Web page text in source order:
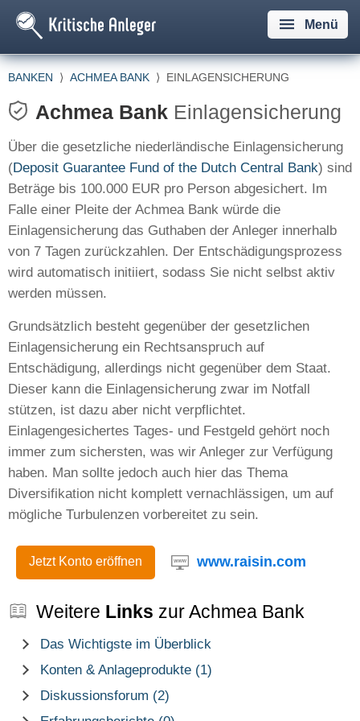
Menü
BANKEN ⟩ ACHMEA BANK ⟩ EINLAGENSICHERUNG
Achmea Bank Einlagensicherung
Über die gesetzliche niederländische Einlagensicherung
(Deposit Guarantee Fund of the Dutch Central Bank) sind
Beträge bis 100.000 EUR pro Person abgesichert. Im
Falle einer Pleite der Achmea Bank würde die
Einlagensicherung das Guthaben der Anleger innerhalb
von 7 Tagen zurückzahlen. Der Entschädigungsprozess
wird automatisch initiiert, sodass Sie nicht selbst aktiv
werden müssen.
Grundsätzlich besteht gegenüber der gesetzlichen
Einlagensicherung ein Rechtsanspruch auf
Entschädigung, allerdings nicht gegenüber dem Staat.
Dieser kann die Einlagensicherung zwar im Notfall
stützen, ist dazu aber nicht verpflichtet.
Einlagengesichertes Tages- und Festgeld gehört noch
immer zum sichersten, was wir Anleger zur Verfügung
haben. Man sollte jedoch auch hier das Thema
Diversifikation nicht komplett vernachlässigen, um auf
mögliche Turbulenzen vorbereitet zu sein.
Jetzt Konto eröffnen www.raisin.com
Weitere Links zur Achmea Bank
Das Wichtigste im Überblick
Konten & Anlageprodukte (1)
Diskussionsforum (2)